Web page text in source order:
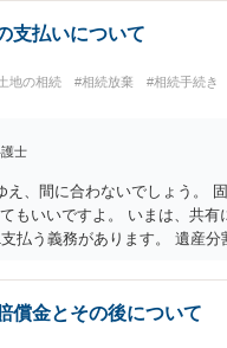
と思いますが) ただ、葬儀費
く、身分相応の、社会的儀式と
と考えた方がよいです。 もし
経済力がなく、質素な葬儀を
ても単純承認と認められない
支払いについて
地の相続 #相続放棄 #相続手続き
士
え、間に合わないでしょう。
もいいですよ。 いまは、共有
払う義務があります。 遺産分
償金とその後について